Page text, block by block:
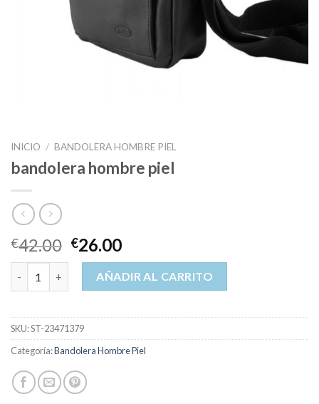
INICIO / BANDOLERA HOMBRE PIEL
bandolera hombre piel
€42.00 €26.00
bandolera hombre piel cantidad
AÑADIR AL CARRITO
SKU:ST-23471379
Categoría:Bandolera Hombre Piel